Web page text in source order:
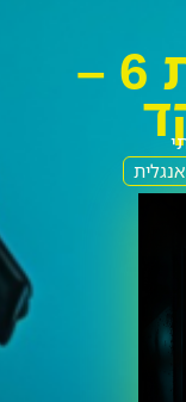
נקמה יהודית 6 –